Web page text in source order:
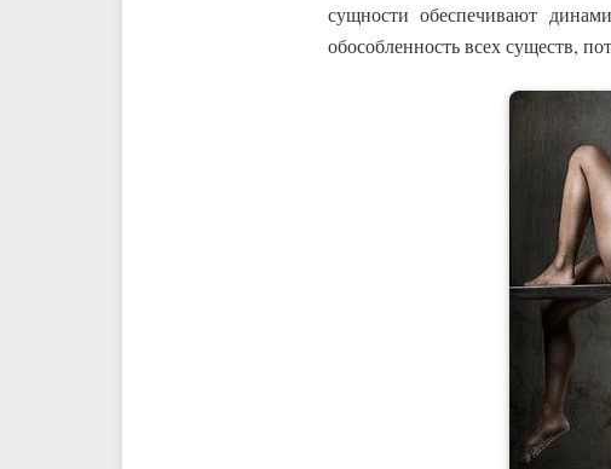
сущности обеспечивают
обособленность всех существ,